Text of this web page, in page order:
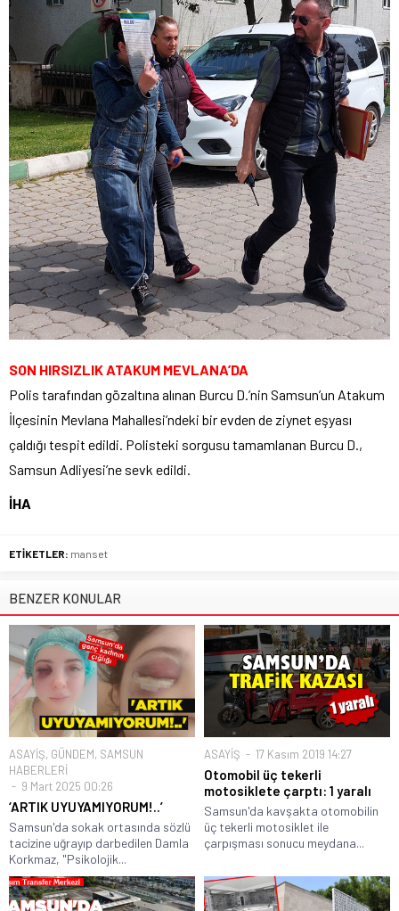
SON HIRSIZLIK ATAKUM MEVLANA’DA
Polis tarafından gözaltına alınan Burcu D.’nin Samsun’un Atakum
İlçesinin Mevlana Mahallesi’ndeki bir evden de ziynet eşyası
çaldığı tespit edildi. Polisteki sorgusu tamamlanan Burcu D.,
Samsun Adliyesi’ne sevk edildi.
İHA
ETİKETLER: manset
BENZER KONULAR
ASAYİŞ, GÜNDEM, SAMSUN
HABERLERİ
9 Mart 2025 00:26
‘ARTIK UYUYAMIYORUM!..’
Samsun'da sokak ortasında sözlü
tacizine uğrayıp darbedilen Damla
Korkmaz, "Psikolojik...
ASAYİŞ 17 Kasım 2019 14:27
Otomobil üç tekerli
motosiklete çarptı: 1 yaralı
Samsun'da kavşakta otomobilin
üç tekerli motosiklet ile
çarpışması sonucu meydana...